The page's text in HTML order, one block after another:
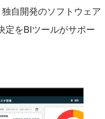
自開発のソフトウェア
定をBIツールがサポー